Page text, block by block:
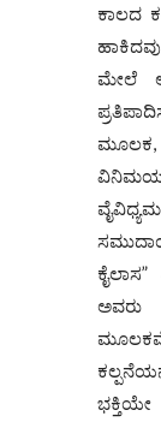
ಕಾಲದ
ಮೇಲೆ
ಮೂಲಕ,
ಅವರು